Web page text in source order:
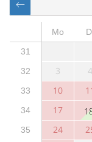
Mo
31
32 3 4
33 10
34 17
35 24